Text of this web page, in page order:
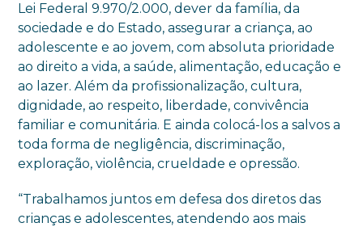
Lei Federal 9.970/2.000, dever da família, da
sociedade e do Estado, assegurar a criança, ao
adolescente e ao jovem, com absoluta prioridade
ao direito a vida, a saúde, alimentação, educação e
ao lazer. Além da profissionalização, cultura,
dignidade, ao respeito, liberdade, convivência
familiar e comunitária. E ainda colocá-los a salvos a
toda forma de negligência, discriminação,
exploração, violência, crueldade e opressão.
“Trabalhamos juntos em defesa dos diretos das
crianças e adolescentes, atendendo aos mais